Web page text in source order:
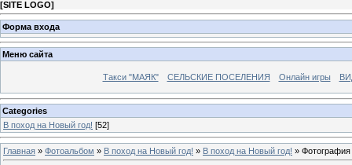
[SITE LOGO]
Форма входа
Меню сайта
Такси "МАЯК" СЕЛЬСКИЕ ПОСЕЛЕНИЯ Онлайн игры
Categories
В поход на Новый год! [52]
Главная » Фотоальбом » В поход на Новый год! » В поход на Новый год! » Фотография